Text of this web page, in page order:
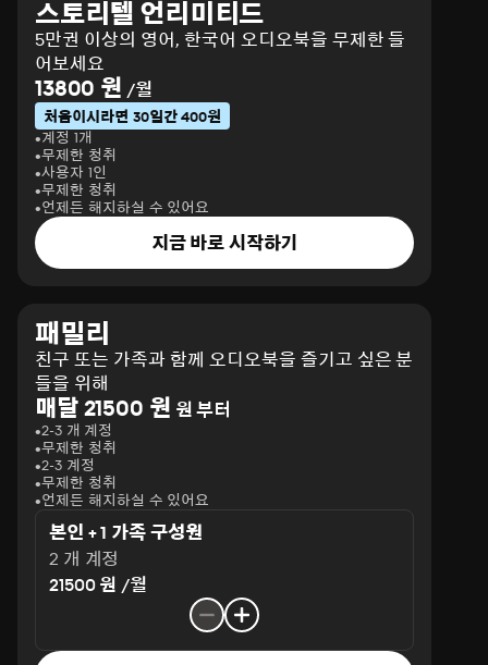
스토리텔 언리미티드
5만권 이상의 영어, 한국어 오디오북을 무제한 들
어보세요
13800 원 /월
처음이시라면 30일간 400원
계정 1개
무제한 청취
사용자 1인
무제한 청취
언제든 해지하실 수 있어요
지금 바로 시작하기
패밀리
친구 또는 가족과 함께 오디오북을 즐기고 싶은 분
들을 위해
매달 21500 원 원 부터
2-3 개 계정
무제한 청취
2-3 계정
무제한 청취
언제든 해지하실 수 있어요
본인 + 1 가족 구성원
2 개 계정
21500 원 /월